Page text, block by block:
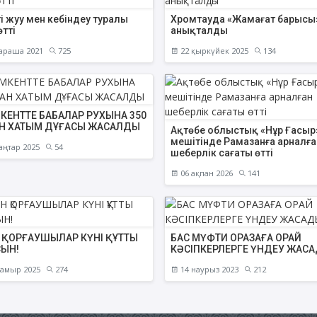
жуу мен кебіндеу туралы
2021 725
Хромтауда «Жамағат
анықталды
22 қыркүйек 2025 134
БАБАЛАР РУХЫНА 350
ХАТЫМ ДҰҒАСЫ ЖАСАЛДЫ
2025 54
Ақтөбе облыстық «Нұр
мешітінде Рамазанға
шеберлік сағаты өтті
06 ақпан 2026 141
ҚОРҒАУШЫЛАР КҮНІ ҚҰТТЫ
2025 274
БАС МҮФТИ ОРАЗАҒА ОРАЙ
КӘСІПКЕРЛЕРГЕ ҮНДЕУ
14 наурыз 2023 212